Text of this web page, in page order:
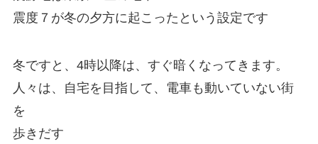
震度７が冬の夕方に起こったという設定です
冬ですと、4時以降は、すぐ暗くなってきます。
人々は、自宅を目指して、電車も動いていない街
を
歩きだす